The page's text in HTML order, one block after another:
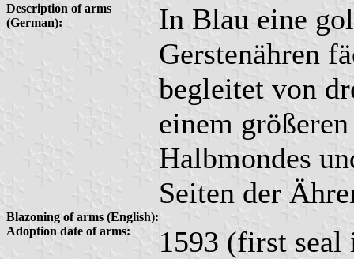
Description of arms
(German):
In Blau eine
Gerstenähren
begleitet von
einem
Halbmondes
Seiten der
Blazoning of arms (English):
Adoption date of arms:
1593 (first